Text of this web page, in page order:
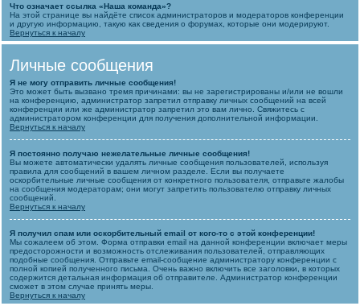
Что означает ссылка «Наша команда»?
На этой странице вы найдёте список администраторов и модераторов конференции
и другую информацию, такую как сведения о форумах, которые они модерируют.
Вернуться к началу
Личные сообщения
Я не могу отправить личные сообщения!
Это может быть вызвано тремя причинами: вы не зарегистрированы и/или не вошли
на конференцию, администратор запретил отправку личных сообщений на всей
конференции или же администратор запретил это вам лично. Свяжитесь с
администратором конференции для получения дополнительной информации.
Вернуться к началу
Я постоянно получаю нежелательные личные сообщения!
Вы можете автоматически удалять личные сообщения пользователей, используя
правила для сообщений в вашем личном разделе. Если вы получаете
оскорбительные личные сообщения от конкретного пользователя, отправьте жалобы
на сообщения модераторам; они могут запретить пользователю отправку личных
сообщений.
Вернуться к началу
Я получил спам или оскорбительный email от кого-то с этой конференции!
Мы сожалеем об этом. Форма отправки email на данной конференции включает меры
предосторожности и возможность отслеживания пользователей, отправляющих
подобные сообщения. Отправьте email-сообщение администратору конференции с
полной копией полученного письма. Очень важно включить все заголовки, в которых
содержится детальная информация об отправителе. Администратор конференции
сможет в этом случае принять меры.
Вернуться к началу